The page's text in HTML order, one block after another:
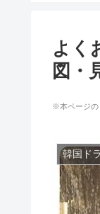
よく
図・
※本ページの
韓国ド